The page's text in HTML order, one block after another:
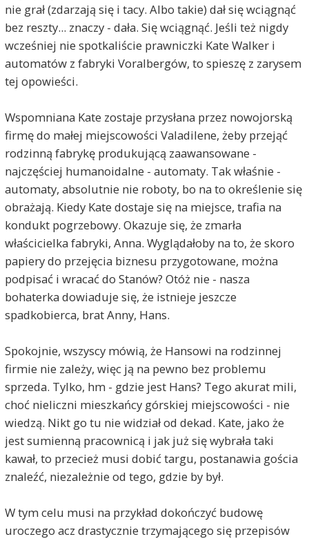
nie grał (zdarzają się i tacy. Albo takie) dał się wciągnąć
bez reszty... znaczy - dała. Się wciągnąć. Jeśli też nigdy
wcześniej nie spotkaliście prawniczki Kate Walker i
automatów z fabryki Voralbergów, to spieszę z zarysem
tej opowieści.
Wspomniana Kate zostaje przysłana przez nowojorską
firmę do małej miejscowości Valadilene, żeby przejąć
rodzinną fabrykę produkującą zaawansowane -
najczęściej humanoidalne - automaty. Tak właśnie -
automaty, absolutnie nie roboty, bo na to określenie się
obrażają. Kiedy Kate dostaje się na miejsce, trafia na
kondukt pogrzebowy. Okazuje się, że zmarła
właścicielka fabryki, Anna. Wyglądałoby na to, że skoro
papiery do przejęcia biznesu przygotowane, można
podpisać i wracać do Stanów? Otóż nie - nasza
bohaterka dowiaduje się, że istnieje jeszcze
spadkobierca, brat Anny, Hans.
Spokojnie, wszyscy mówią, że Hansowi na rodzinnej
firmie nie zależy, więc ją na pewno bez problemu
sprzeda. Tylko, hm - gdzie jest Hans? Tego akurat mili,
choć nieliczni mieszkańcy górskiej miejscowości - nie
wiedzą. Nikt go tu nie widział od dekad. Kate, jako że
jest sumienną pracownicą i jak już się wybrała taki
kawał, to przecież musi dobić targu, postanawia gościa
znaleźć, niezależnie od tego, gdzie by był.
W tym celu musi na przykład dokończyć budowę
uroczego acz drastycznie trzymającego się przepisów